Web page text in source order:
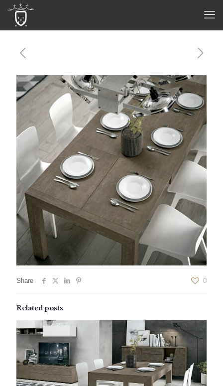
Share 0
Related posts